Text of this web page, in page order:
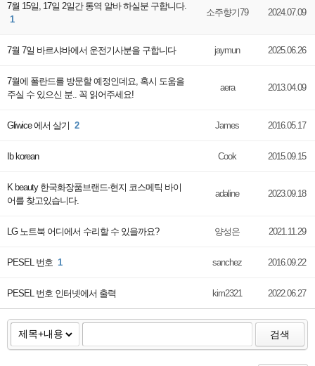
7월 15일, 17일 2일간 통역 알바 하실분 구합니다.
1
소주향기79 2024.07.09
7월 7일 바르샤바에서 운전기사분을 구합니다 jaymun 2025.06.26
7월에 폴란드를 방문할 예정인데요, 혹시 도움을
주실 수 있으신 분.. 꼭 읽어주세요!
aera 2013.04.09
Gliwice 에서 살기 2 James 2016.05.17
Ib korean Cook 2015.09.15
K beauty 한국화장품브랜드-현지 코스메틱 바이
어를 찾고있습니다.
adaline 2023.09.18
LG 노트북 어디에서 수리할 수 있을까요? 양성은 2021.11.29
PESEL 번호 1 sanchez 2016.09.22
PESEL 번호 인터넷에서 출력 kim2321 2022.06.27
검색